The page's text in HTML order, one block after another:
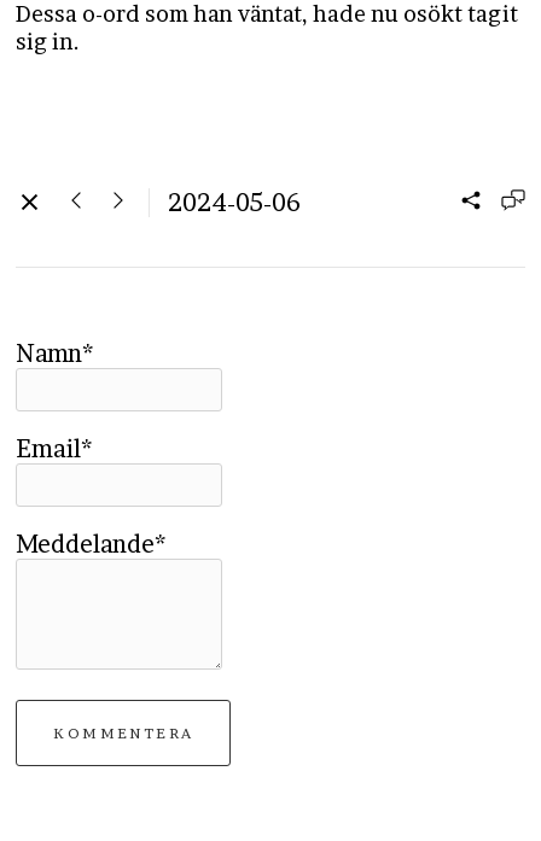
Dessa o-ord som han väntat, hade nu osökt tagit
sig in.
2024-05-06
Namn*
Email*
Meddelande*
KOMMENTERA